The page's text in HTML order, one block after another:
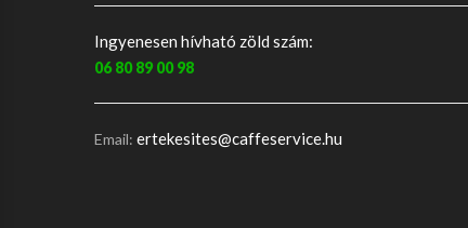
Ingyenesen hívható zöld szám:
06 80 89 00 98
Email: ertekesites@caffeservice.hu